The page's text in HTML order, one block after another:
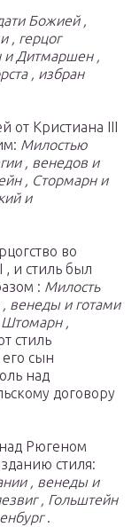
Божией ,
, герцог
и Дитмаршен ,
, избран
от Кристиана III
Милостью
, венедов и
, Стормарн и
и
во
, и стиль был
: Милость
венеды и готами
Штомарн ,
стиль
его сын
над
договору
Рюгеном
стиля:
, венеды и
, Гольштейн
.